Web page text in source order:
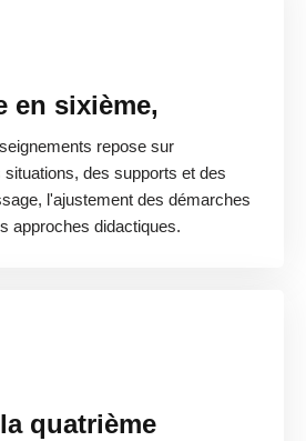
en sixième,
repose sur
des supports et des
l'ajustement des démarches
approches didactiques.
quatrième